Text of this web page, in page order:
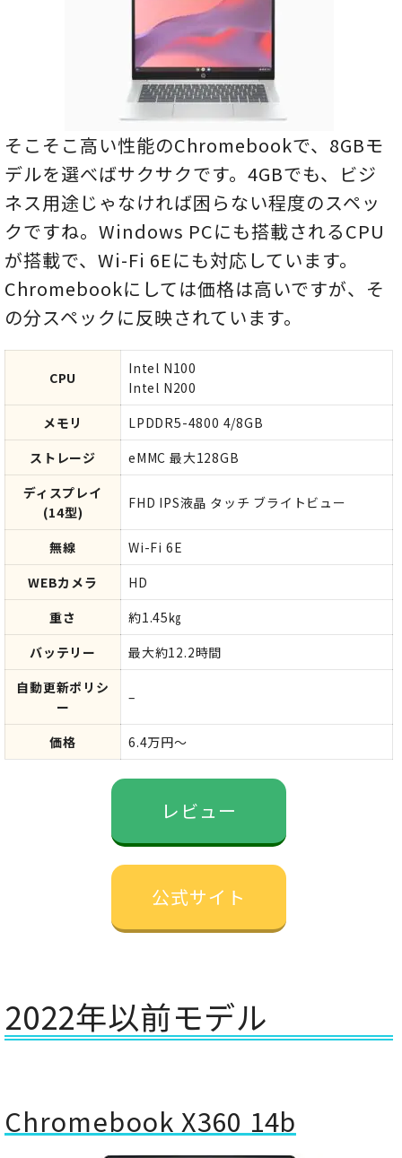
そこそこ高い性能のChromebookで、8GBモ
デルを選べばサクサクです。4GBでも、ビジ
ネス用途じゃなければ困らない程度のスペッ
クですね。Windows PCにも搭載されるCPU
が搭載で、Wi-Fi 6Eにも対応しています。
Chromebookにしては価格は高いですが、そ
の分スペックに反映されています。
CPU
Intel N100
Intel N200
メモリ
LPDDR5-4800 4/8GB
ストレージ
eMMC 最大128GB
ディスプレイ
(14型)
FHD IPS液晶 タッチ ブライトビュー
無線
Wi-Fi 6E
WEBカメラ
HD
重さ
約1.45㎏
バッテリー
最大約12.2時間
自動更新ポリシ
ー
–
価格 6.4万円～
レビュー
公式サイト
2022年以前モデル
Chromebook X360 14b